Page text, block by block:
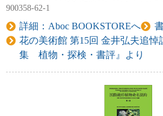
900358-62-1
詳細：Aboc BOOKSTOREへ
花の美術館 第15回 金井弘夫追
集 植物・探検・書評』より